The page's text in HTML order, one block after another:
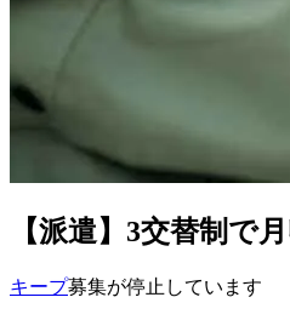
【派遣】3交替制で
キープ募集が停止しています